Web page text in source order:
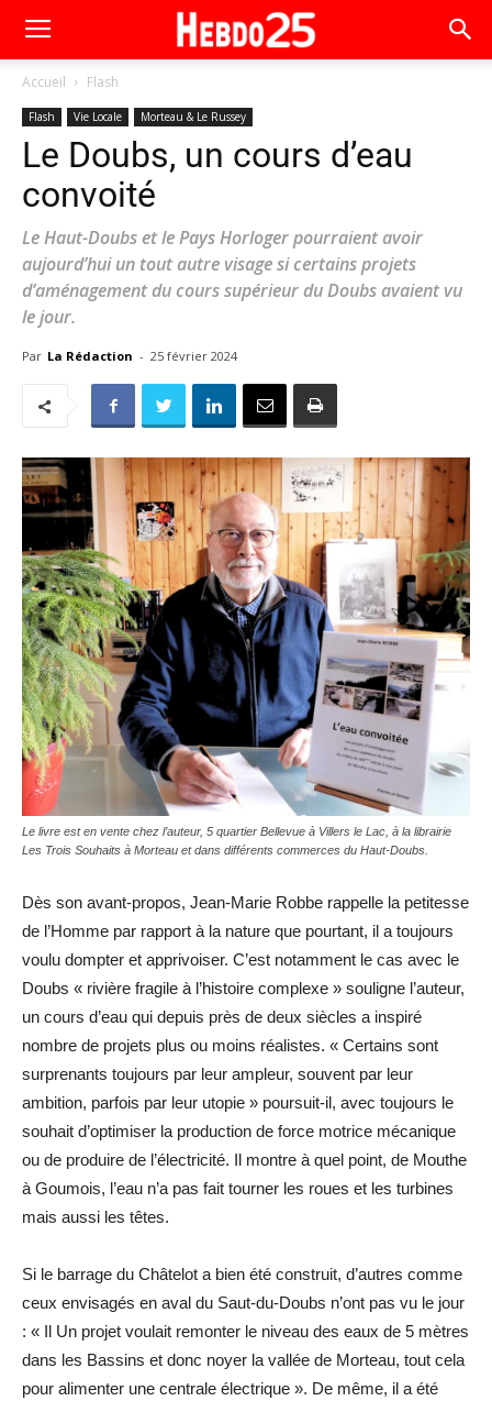
Accueil Flash
Flash Vie Locale Morteau & Le Russey
Le Doubs, un cours d’eau
convoité
Le Haut-Doubs et le Pays Horloger pourraient avoir
aujourd’hui un tout autre visage si certains projets
d’aménagement du cours supérieur du Doubs avaient vu
le jour.
Par La Rédaction - 25 février 2024
Le livre est en vente chez l’auteur, 5 quartier Bellevue à Villers le Lac, à la librairie
Les Trois Souhaits à Morteau et dans différents commerces du Haut-Doubs.
Dès son avant-propos, Jean-Marie Robbe rappelle la petitesse
de l’Homme par rapport à la nature que pourtant, il a toujours
voulu dompter et apprivoiser. C’est notamment le cas avec le
Doubs « rivière fragile à l’histoire complexe » souligne l’auteur,
un cours d’eau qui depuis près de deux siècles a inspiré
nombre de projets plus ou moins réalistes. « Certains sont
surprenants toujours par leur ampleur, souvent par leur
ambition, parfois par leur utopie » poursuit-il, avec toujours le
souhait d’optimiser la production de force motrice mécanique
ou de produire de l’électricité. Il montre à quel point, de Mouthe
à Goumois, l’eau n’a pas fait tourner les roues et les turbines
mais aussi les têtes.
Si le barrage du Châtelot a bien été construit, d’autres comme
ceux envisagés en aval du Saut-du-Doubs n’ont pas vu le jour
: « Il Un projet voulait remonter le niveau des eaux de 5 mètres
dans les Bassins et donc noyer la vallée de Morteau, tout cela
pour alimenter une centrale électrique ». De même, il a été